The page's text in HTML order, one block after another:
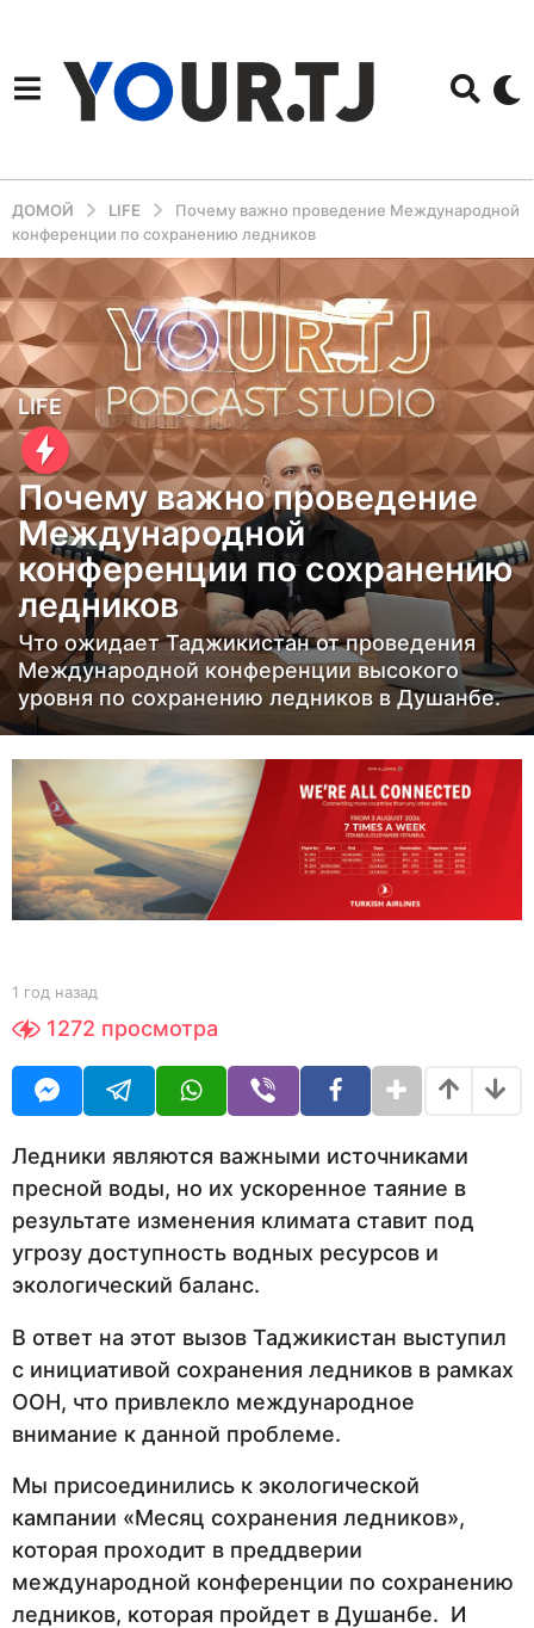
ДОМОЙ LIFE
Почему важно проведение Международной
конференции по сохранению ледников
1
г
о
д
н
а
з
а
д
1
г
о
н
а
з
а
LIFE
Почему важно проведение
Международной
конференции по сохранению
ледников
Что ожидает Таджикистан от проведения
Международной конференции высокого
уровня по сохранению ледников в Душанбе.
b
Y
O
R
1 год назад
о
н
а
1272 просмотра
Ледники являются важными источниками
пресной воды, но их ускоренное таяние в
результате изменения климата ставит под
угрозу доступность водных ресурсов и
экологический баланс.
В ответ на этот вызов Таджикистан выступил
с инициативой сохранения ледников в рамках
ООН, что привлекло международное
внимание к данной проблеме.
Мы присоединились к экологической
кампании «Месяц сохранения ледников»,
которая проходит в преддверии
международной конференции по сохранению
ледников, которая пройдет в Душанбе. И